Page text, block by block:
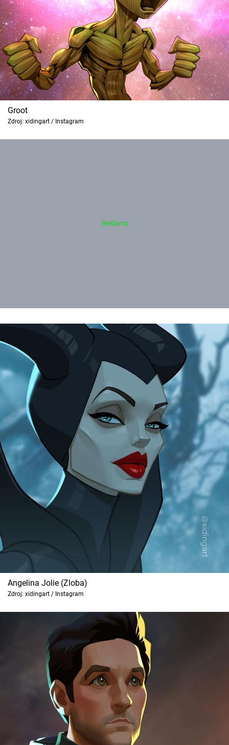
Groot
Zdroj: xidingart / Instagram
Angelina Jolie (Zloba)
Zdroj: xidingart / Instagram